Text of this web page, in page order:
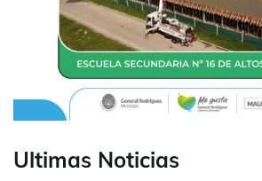
Ultimas Noticias